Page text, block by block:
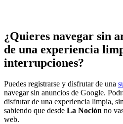
¿Quieres navegar sin
de una experiencia
interrupciones?
Puedes registrarse y disfrutar de una
navegar sin anuncios de Google.
disfrutar de una experiencia limpia,
sabiendo que desde La Noción no
web.